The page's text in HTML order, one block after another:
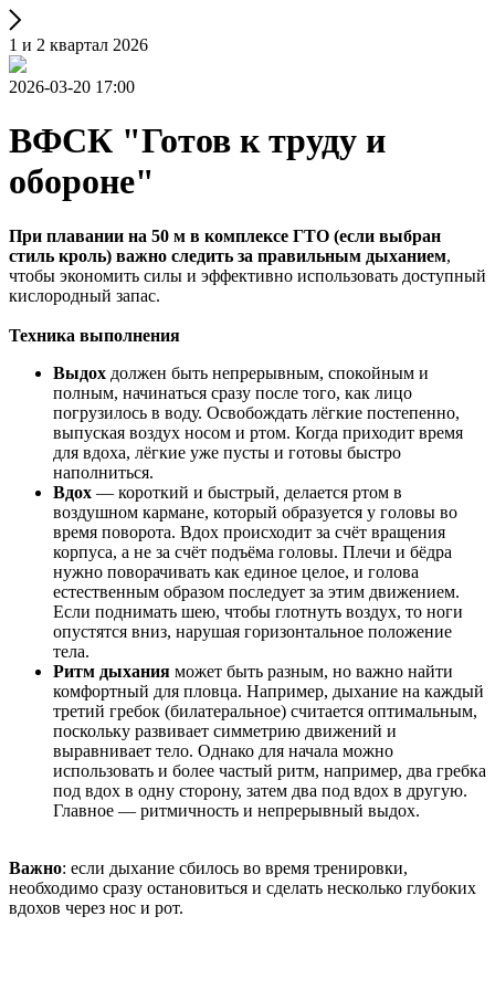
1 и 2 квартал 2026
2026-03-20 17:00
ВФСК "Готов к труду и
обороне"
При плавании на 50 м в комплексе ГТО (если выбран
стиль кроль) важно следить за правильным дыханием,
чтобы экономить силы и эффективно использовать доступный
кислородный запас.
Техника выполнения
Выдох должен быть непрерывным, спокойным и
полным, начинаться сразу после того, как лицо
погрузилось в воду. Освобождать лёгкие постепенно,
выпуская воздух носом и ртом. Когда приходит время
для вдоха, лёгкие уже пусты и готовы быстро
наполниться.
Вдох — короткий и быстрый, делается ртом в
воздушном кармане, который образуется у головы во
время поворота. Вдох происходит за счёт вращения
корпуса, а не за счёт подъёма головы. Плечи и бёдра
нужно поворачивать как единое целое, и голова
естественным образом последует за этим движением.
Если поднимать шею, чтобы глотнуть воздух, то ноги
опустятся вниз, нарушая горизонтальное положение
тела.
Ритм дыхания может быть разным, но важно найти
комфортный для пловца. Например, дыхание на каждый
третий гребок (билатеральное) считается оптимальным,
поскольку развивает симметрию движений и
выравнивает тело. Однако для начала можно
использовать и более частый ритм, например, два гребка
под вдох в одну сторону, затем два под вдох в другую.
Главное — ритмичность и непрерывный выдох.
Важно: если дыхание сбилось во время тренировки,
необходимо сразу остановиться и сделать несколько глубоких
вдохов через нос и рот.